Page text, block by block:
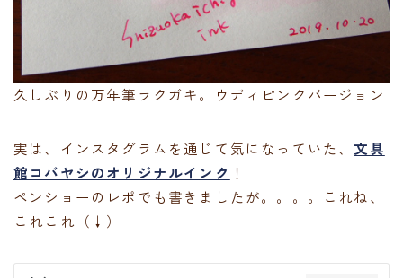
久しぶりの万年筆ラクガキ。ウディピンクバージョン
実は、インスタグラムを通じて気になっていた、 文具
館コバヤシのオリジナルインク ！
ペンショーのレポでも書きましたが。。。。これね、
これこれ（↓）